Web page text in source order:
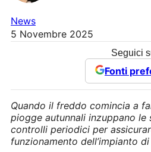
News
5 Novembre 2025
Seguici
Fonti
Quando il freddo comincia a
piogge autunnali inzuppano le
controlli periodici per
funzionamento dell’impianto